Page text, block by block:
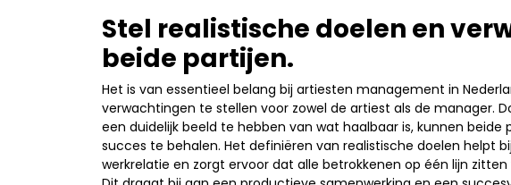
Stel realistische doelen en
beide partijen.
Het is van essentieel belang bij artiesten management in
verwachtingen te stellen voor zowel de artiest als de manager.
een duidelijk beeld te hebben van wat haalbaar is, kunnen
succes te behalen. Het definiëren van realistische doelen helpt
werkrelatie en zorgt ervoor dat alle betrokkenen op één lijn